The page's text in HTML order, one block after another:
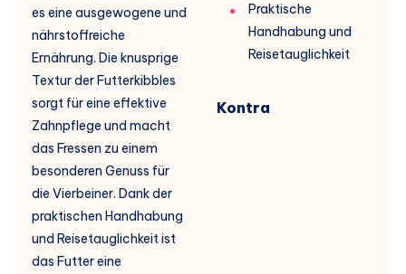
es eine ausgewogene und
nährstoffreiche
Ernährung. Die knusprige
Textur der Futterkibbles
sorgt für eine effektive
Zahnpflege und macht
das Fressen zu einem
besonderen Genuss für
die Vierbeiner. Dank der
praktischen Handhabung
und Reisetauglichkeit ist
das Futter eine
Praktische
Handhabung und
Reisetauglichkeit
Kontra